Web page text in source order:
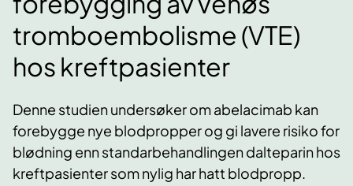
tromboembolisme (VTE)
hos kreftpasienter
Denne studien undersøker om abelacimab kan
forebygge nye blodpropper og gi lavere risiko for
blødning enn standarbehandlingen dalteparin hos
kreftpasienter som nylig har hatt blodpropp.